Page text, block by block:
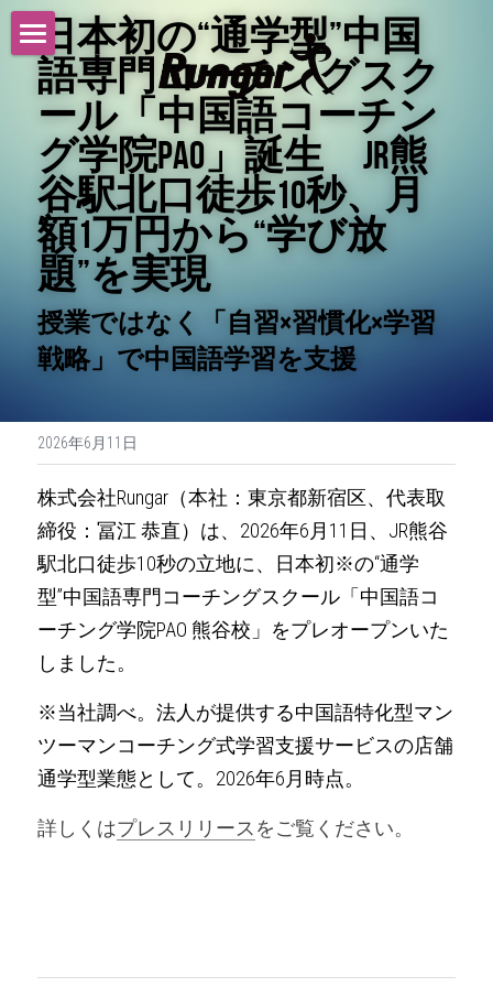
トップ
サービス
ニュース
採用情報
会社概要
沿革
日本初の“通学型”中国
語専門コーチングスク
ール「中国語コーチン
グ学院PAO」誕生　JR熊
谷駅北口徒歩10秒、月
額1万円から“学び放
題”を実現
授業ではなく「自習×習慣化×学習
戦略」で中国語学習を支援
2026年6月11日
株式会社Rungar（本社：東京都新宿区、代表取
締役：冨江 恭直）は、2026年6月11日、JR熊谷
駅北口徒歩10秒の立地に、日本初※の“通学
型”中国語専門コーチングスクール「中国語コ
ーチング学院PAO 熊谷校」をプレオープンいた
しました。
※当社調べ。法人が提供する中国語特化型マン
ツーマンコーチング式学習支援サービスの店舗
通学型業態として。2026年6月時点。
詳しくはプレスリリース をご覧ください。